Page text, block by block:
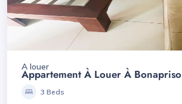
A louer
Appartement À Louer À Bonapriso
3 Beds